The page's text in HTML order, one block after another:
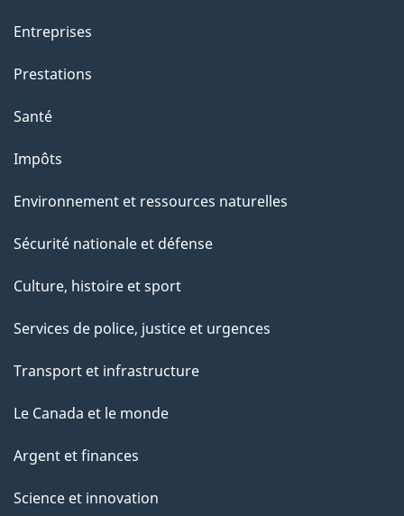
Entreprises
Prestations
Santé
Impôts
Environnement et ressources naturelles
Sécurité nationale et défense
Culture, histoire et sport
Services de police, justice et urgences
Transport et infrastructure
Le Canada et le monde
Argent et finances
Science et innovation